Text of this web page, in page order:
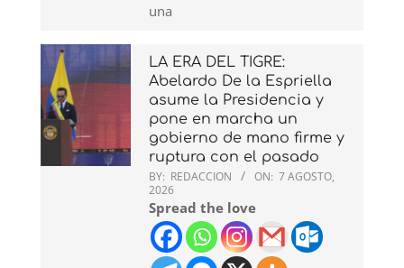
una
LA ERA DEL TIGRE:
Abelardo De la Espriella
asume la Presidencia y
pone en marcha un
gobierno de mano firme y
ruptura con el pasado
BY: REDACCION ON: 7 AGOSTO,
2026
Spread the love